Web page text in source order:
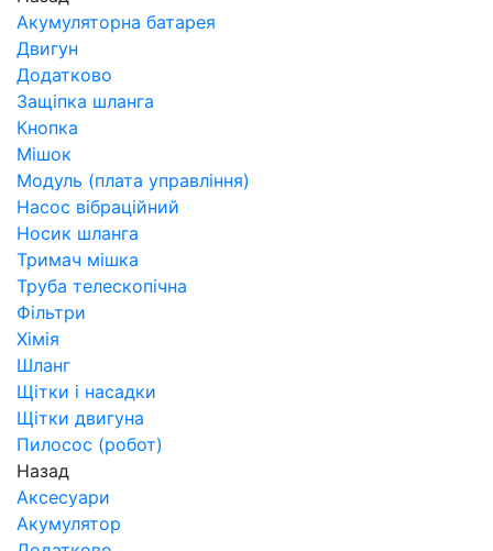
Акумуляторна батарея
Двигун
Додатково
Защіпка шланга
Кнопка
Мішок
Модуль (плата управління)
Насос вібраційний
Носик шланга
Тримач мішка
Труба телескопічна
Фільтри
Хімія
Шланг
Щітки і насадки
Щітки двигуна
Пилосос (робот)
Назад
Аксесуари
Акумулятор